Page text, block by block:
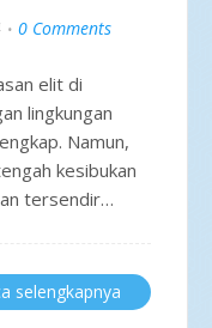
0 Comments
elit di
lingkungan
Namun,
kesibukan
tersendir…
selengkapnya